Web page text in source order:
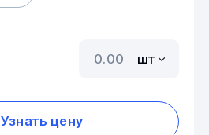
шт
Узнать цену